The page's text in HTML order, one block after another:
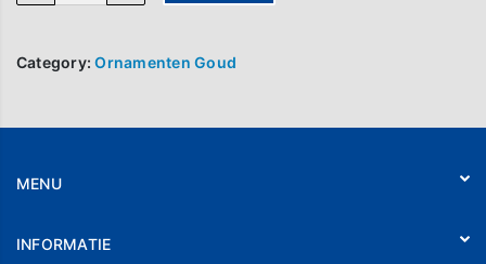
Category:Ornamenten Goud
MENU
Webshop
INFORMATIE